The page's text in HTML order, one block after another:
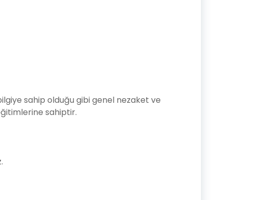
sahip olduğu gibi genel nezaket ve
sahiptir.